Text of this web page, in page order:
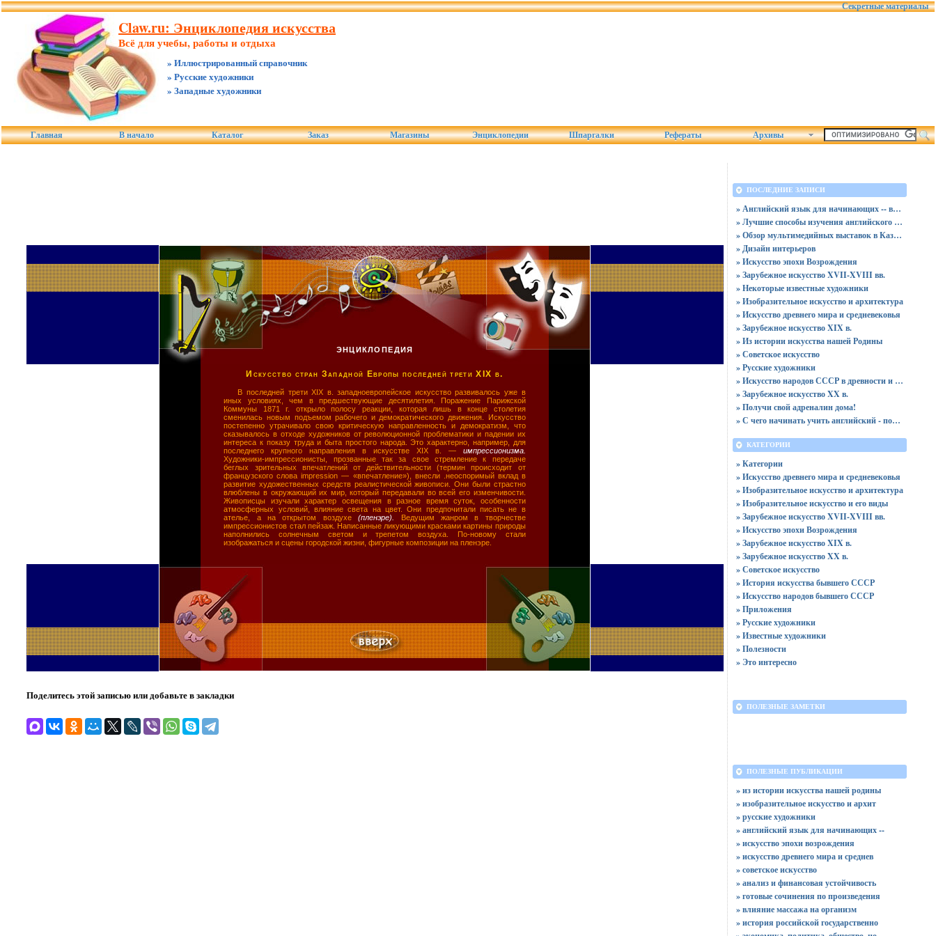
Секретные материалы
Claw.ru: Энциклопедия искусства
Всё для учебы, работы и отдыха
» Иллюстрированный справочник
» Русские художники
» Западные художники
Главная В начало Каталог Заказ Магазины Энциклопедии Шпаргалки Рефераты Архивы
ЭНЦИКЛОПЕДИЯ
Искусство стран Западной Европы последней трети XIX в.
В последней трети XIX в. западноевропейское искусство развивалось уже в
иных условиях, чем в предшествующие десятилетия. Поражение Парижской
Коммуны 1871 г. открыло полосу реакции, которая лишь в конце столетия
сменилась новым подъемом рабочего и демократического движения. Искусство
постепенно утрачивало свою критическую направленность и демократизм, что
сказывалось в отходе художников от революционной проблематики и падении их
интереса к показу труда и быта простого народа. Это характерно, например, для
последнего крупного направления в искусстве XIX в. — импрессионизма.
Художники-импрессионисты, прозванные так за свое стремление к передаче
беглых зрительных впечатлений от действительности (термин происходит от
французского слова impression — «впечатление»), внесли .неоспоримый вклад в
развитие художественных средств реалистической живописи. Они были страстно
влюблены в окружающий их мир, который передавали во всей его изменчивости.
Живописцы изучали характер освещения в разное время суток, особенности
атмосферных условий, влияние света на цвет. Они предпочитали писать не в
ателье, а на открытом воздухе(пленэре).
Ведущим жанром в творчестве
импрессионистов стал пейзаж. Написанные ликующими красками картины природы
наполнились солнечным светом и трепетом воздуха. По-новому стали
изображаться и сцены городской жизни, фигурные композиции на пленэре.
Поделитесь этой записью или добавьте в закладки
ПОСЛЕДНИЕ ЗАПИСИ
» Английский язык для начинающих -- видео занятия
» Лучшие способы изучения английского дома
» Обзор мультимедийных выставок в Казани
» Дизайн интерьеров
» Искусство эпохи Возрождения
» Зарубежное искусство XVII-XVIII вв.
» Некоторые известные художники
» Изобразительное искусство и архитектура
» Искусство древнего мира и средневековья
» Зарубежное искусство XIX в.
» Из истории искусства нашей Родины
» Советское искусство
» Русские художники
» Искусство народов СССР в древности и в средневековье
» Зарубежное искусство XX в.
» Получи свой адреналин дома!
» С чего начинать учить английский - пошаговая инструкция
КАТЕГОРИИ
» Категории
» Искусство древнего мира и средневековья
» Изобразительное искусство и архитектура
» Изобразительное искусство и его виды
» Зарубежное искусство XVII-XVIII вв.
» Искусство эпохи Возрождения
» Зарубежное искусство XIX в.
» Зарубежное искусство XX в.
» Советское искусство
» История искусства бывшего СССР
» Искусство народов бывшего СССР
» Приложения
» Русские художники
» Известные художники
» Полезности
» Это интересно
ПОЛЕЗНЫЕ ЗАМЕТКИ
ПОЛЕЗНЫЕ ПУБЛИКАЦИИ
» из истории искусства нашей родины
» изобразительное искусство и архит
» русские художники
» английский язык для начинающих --
» искусство эпохи возрождения
» искусство древнего мира и среднев
» советское искусство
» анализ и финансовая устойчивость
» готовые сочинения по произведения
» влияние массажа на организм
» история российской государственно